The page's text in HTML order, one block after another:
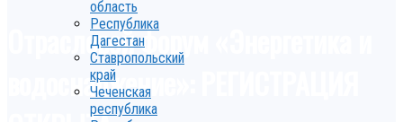
область
Республика
Дагестан
Ставропольский
край
Чеченская
республика
Отраслевой форум «Энергетика и
водоснабжение»: РЕГИСТРАЦИЯ